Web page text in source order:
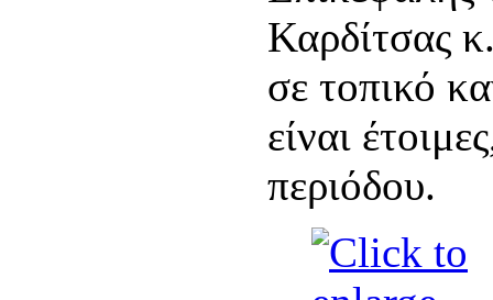
Καρδίτσας
σε τοπικό
είναι
περιόδου.